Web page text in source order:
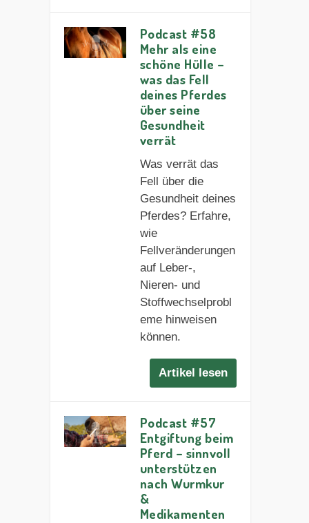
Podcast #58
Mehr als eine
schöne Hülle –
was das Fell
deines Pferdes
über seine
Gesundheit
verrät
Was verrät das
Fell über die
Gesundheit deines
Pferdes? Erfahre,
wie
Fellveränderungen
auf Leber-,
Nieren- und
Stoffwechselprobl
eme hinweisen
können.
Artikel lesen
Podcast #57
Entgiftung beim
Pferd – sinnvoll
unterstützen
nach Wurmkur
&
Medikamenten